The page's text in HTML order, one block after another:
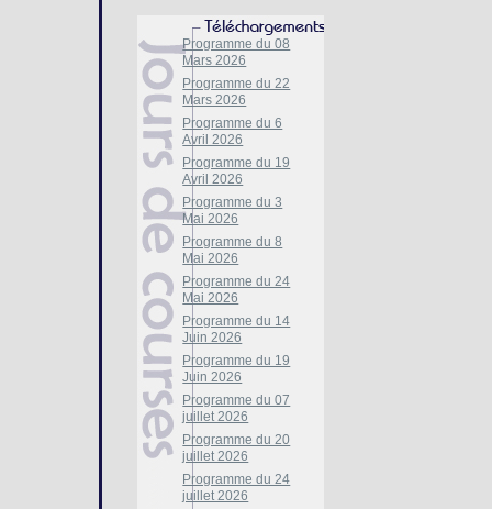
Programme du 08
Mars 2026
Programme du 22
Mars 2026
Programme du 6
Avril 2026
Programme du 19
Avril 2026
Programme du 3
Mai 2026
Programme du 8
Mai 2026
Programme du 24
Mai 2026
Programme du 14
Juin 2026
Programme du 19
Juin 2026
Programme du 07
juillet 2026
Programme du 20
juillet 2026
Programme du 24
juillet 2026